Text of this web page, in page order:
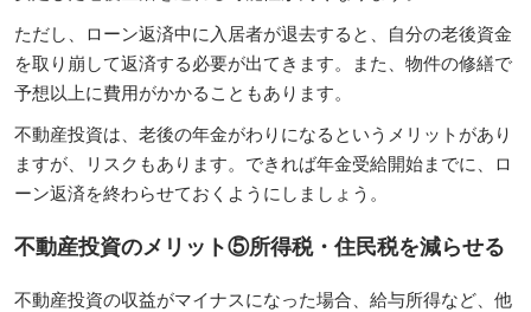
ただし、ローン返済中に入居者が退去すると、自分の老後資金
を取り崩して返済する必要が出てきます。また、物件の修繕で
予想以上に費用がかかることもあります。
不動産投資は、老後の年金がわりになるというメリットがあり
ますが、リスクもあります。できれば年金受給開始までに、ロ
ーン返済を終わらせておくようにしましょう。
不動産投資のメリット⑤所得税・住民税を減らせる
不動産投資の収益がマイナスになった場合、給与所得など、他